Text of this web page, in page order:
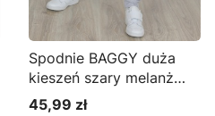
Spodnie BAGGY duża
kieszeń szary melanż
S32
Cena
45,99 zł